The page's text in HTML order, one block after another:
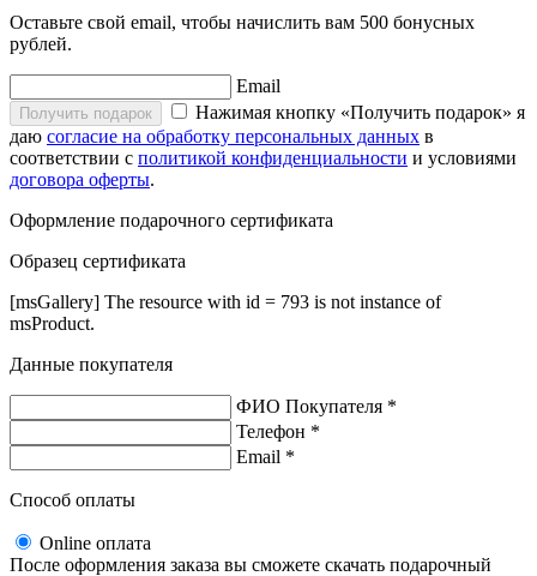
Оставьте свой email, чтобы начислить вам 500 бонусных
рублей.
Email
Получить подарок
Нажимая кнопку «Получить подарок» я
даю согласие на обработку персональных данных в
соответствии с политикой конфиденциальности и условиями
договора оферты.
Оформление подарочного сертификата
Образец сертификата
[msGallery] The resource with id = 793 is not instance of
msProduct.
Данные покупателя
ФИО Покупателя *
Телефон *
Email *
Способ оплаты
Online оплата
После оформления заказа вы сможете скачать подарочный